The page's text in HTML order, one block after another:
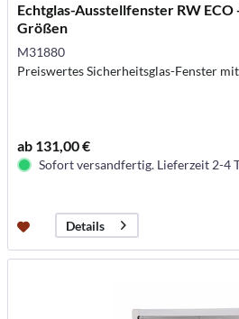
Echtglas-Ausstellfenster RW ECO
Größen
M31880
Preiswertes Sicherheitsglas-Fenster
ab 131,00 €
Sofort versandfertig. Lieferzeit 2-4
Details